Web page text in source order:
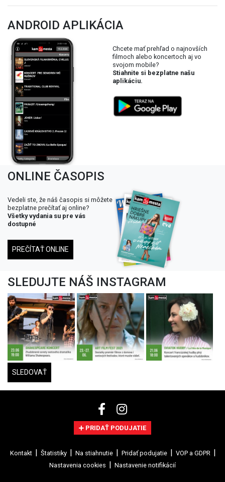
ANDROID APLIKÁCIA
Chcete mať prehľad o najnovších
filmoch alebo koncertoch aj vo
svojom mobile?
Stiahnite si bezplatne našu
aplikáciu.
ONLINE ČASOPIS
Vedeli ste, že náš časopis si môžete
bezplatne prečítať aj online?
Všetky vydania su pre vás
dostupné
PREČÍTAŤ ONLINE
SLEDUJTE NÁŠ INSTAGRAM
SLEDOVAŤ
PRIDAŤ PODUJATIE
Kontakt Štatistiky Na stiahnutie Pridať podujatie
VOP a GDPR
Nastavenia cookies
Nastavenie notifikácií